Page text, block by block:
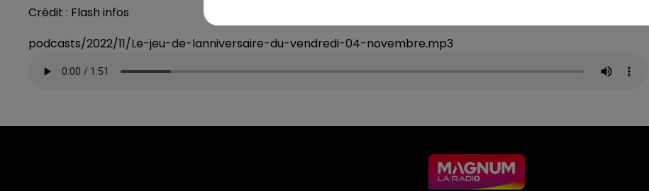
Crédit : Flash infos
podcasts/2022/11/Le-jeu-de-lanniversaire-du-vendredi-04-novembre.mp3